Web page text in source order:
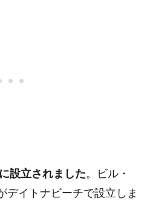
設立されました。ビル・
デイトナビーチで設立しま